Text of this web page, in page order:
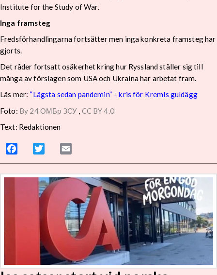
Institute for the Study of War.
Inga framsteg
Fredsförhandlingarna fortsätter men inga konkreta framsteg har
gjorts.
Det råder fortsatt osäkerhet kring hur Ryssland ställer sig till
många av förslagen som USA och Ukraina har arbetat fram.
Läs mer: “Lägsta sedan pandemin” – kris för Kremls guldägg
Foto: By 24 ОМБр ЗСУ CC BY 4.0
Text: Redaktionen
Facebook Twitter